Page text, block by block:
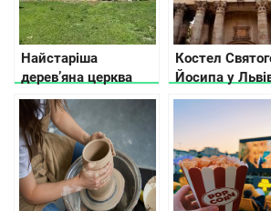
Найстаріша
дерев’яна церква
Кіровоградщини
Костел
Йосипа у
області